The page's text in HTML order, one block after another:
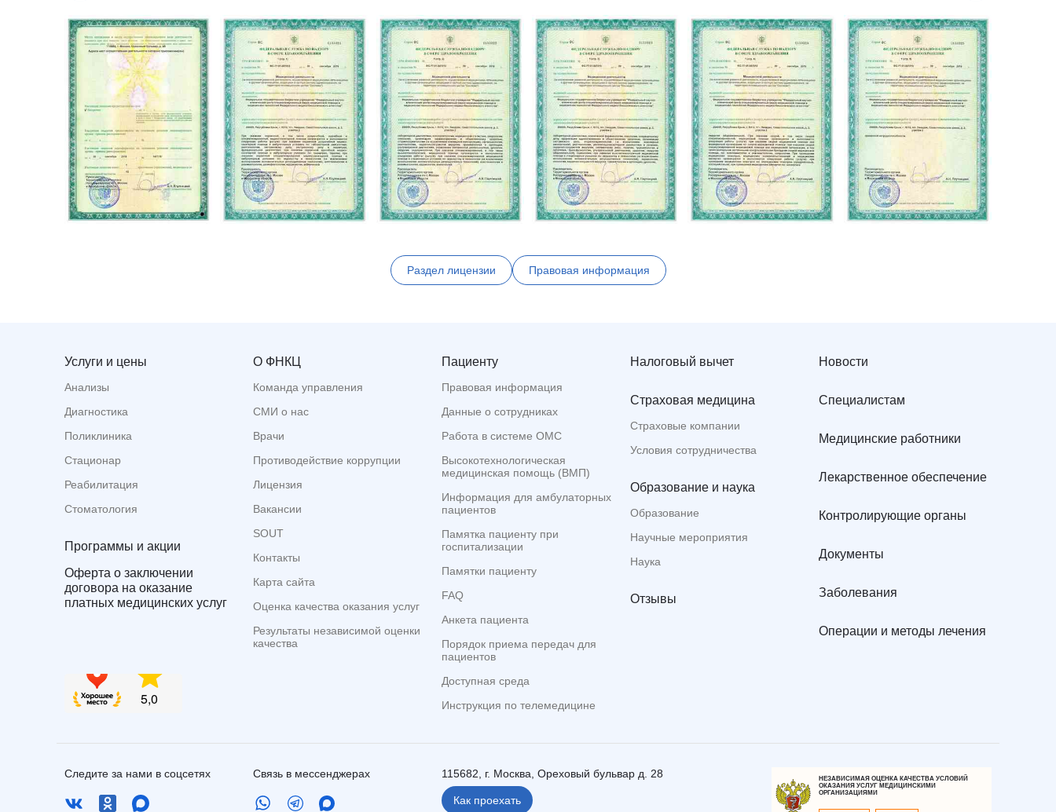
Раздел лицензии Правовая информация
Услуги и цены
Анализы
Диагностика
Поликлиника
Стационар
Реабилитация
Стоматология
Программы и акции
Оферта о заключении
договора на оказание
платных медицинских услуг
О ФНКЦ
Команда управления
СМИ о нас
Врачи
Противодействие коррупции
Лицензия
Вакансии
SOUT
Контакты
Карта сайта
Оценка качества оказания услуг
Результаты независимой оценки
качества
Пациенту
Правовая информация
Данные о сотрудниках
Работа в системе ОМС
Высокотехнологическая
медицинская помощь (ВМП)
Информация для амбулаторных
пациентов
Памятка пациенту при
госпитализации
Памятки пациенту
FAQ
Анкета пациента
Порядок приема передач для
пациентов
Доступная среда
Инструкция по телемедицине
Налоговый вычет
Страховая медицина
Страховые компании
Условия сотрудничества
Образование и наука
Образование
Научные мероприятия
Наука
Отзывы
Новости
Специалистам
Медицинские работники
Лекарственное обеспечение
Контролирующие органы
Документы
Заболевания
Операции и методы лечения
Следите за нами в соцсетях Связь в мессенджерах 115682, г. Москва, Ореховый бульвар д. 28
Как проехать
НЕЗАВИСИМАЯ ОЦЕНКА КАЧЕСТВА УСЛОВИЙ
ОКАЗАНИЯ УСЛУГ МЕДИЦИНСКИМИ
ОРГАНИЗАЦИЯМИ